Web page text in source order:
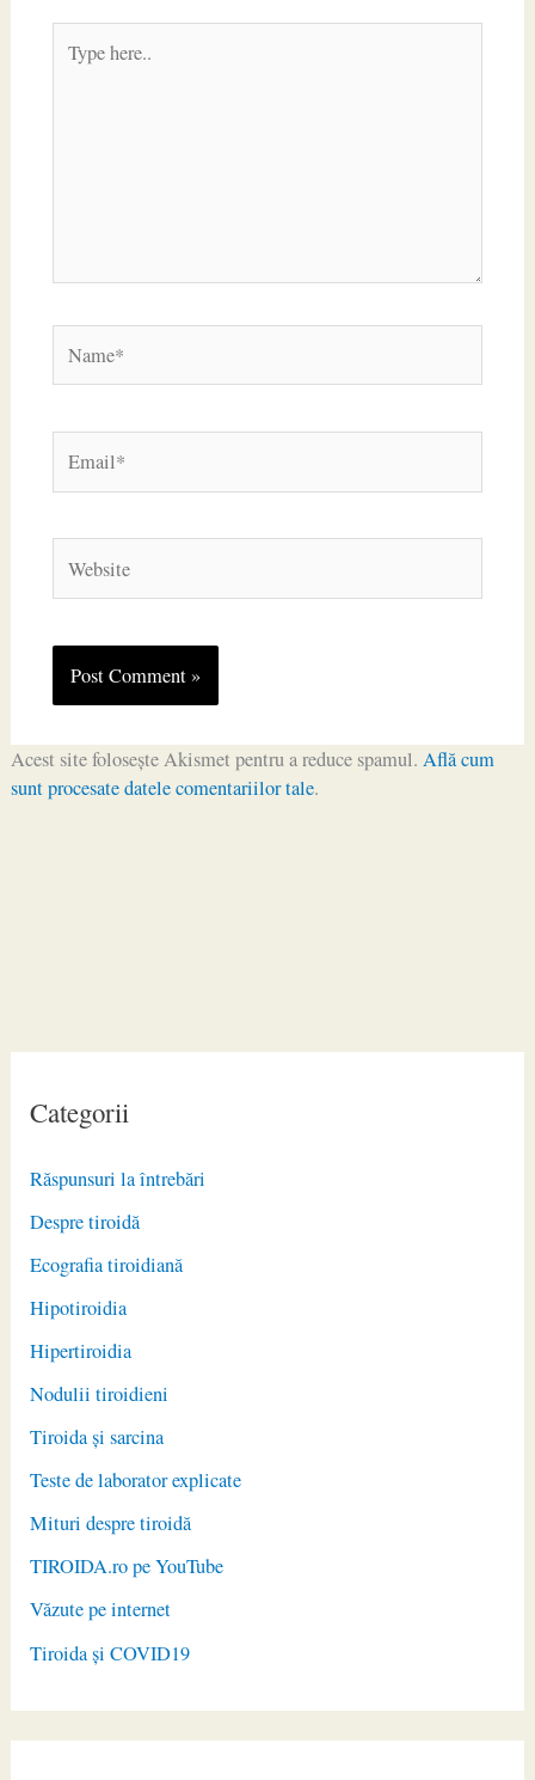
Categorii
Răspunsuri la întrebări
Despre tiroidă
Ecografia tiroidiană
Hipotiroidia
Hipertiroidia
Nodulii tiroidieni
Tiroida și sarcina
Teste de laborator explicate
Mituri despre tiroidă
TIROIDA.ro pe YouTube
Văzute pe internet
Tiroida și COVID19
here..
Acest site folosește Akismet pentru a reduce spamul. Află cum
sunt procesate datele comentariilor tale.